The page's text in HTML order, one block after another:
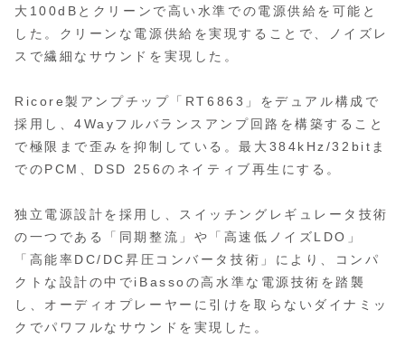
大100dBとクリーンで高い水準での電源供給を可能と
した。クリーンな電源供給を実現することで、ノイズレ
スで繊細なサウンドを実現した。
Ricore製アンプチップ「RT6863」をデュアル構成で
採用し、4Wayフルバランスアンプ回路を構築すること
で極限まで歪みを抑制している。最大384kHz/32bitま
でのPCM、DSD 256のネイティブ再生にする。
独立電源設計を採用し、スイッチングレギュレータ技術
の一つである「同期整流」や「高速低ノイズLDO」
「高能率DC/DC昇圧コンバータ技術」により、コンパ
クトな設計の中でiBassoの高水準な電源技術を踏襲
し、オーディオプレーヤーに引けを取らないダイナミッ
クでパワフルなサウンドを実現した。